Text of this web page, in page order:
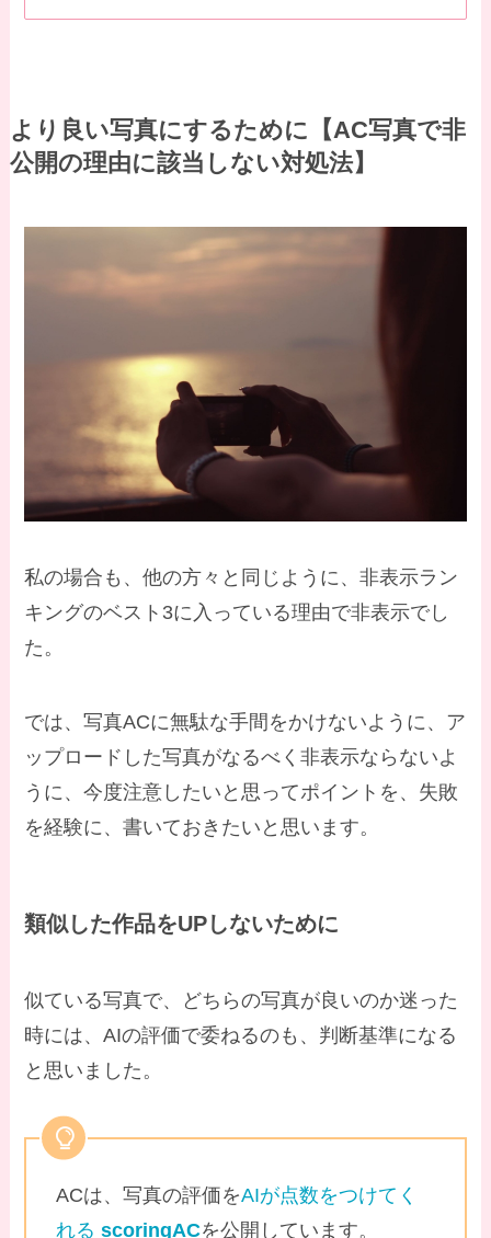
より良い写真にするために【AC写真で非
公開の理由に該当しない対処法】
私の場合も、他の方々と同じように、非表示ラン
キングのベスト3に入っている理由で非表示でし
た。
では、写真ACに無駄な手間をかけないように、ア
ップロードした写真がなるべく非表示ならないよ
うに、今度注意したいと思ってポイントを、失敗
を経験に、書いておきたいと思います。
類似した作品をUPしないために
似ている写真で、どちらの写真が良いのか迷った
時には、AIの評価で委ねるのも、判断基準になる
と思いました。
ACは、写真の評価をAIが点数をつけてく
れるscoringACを公開しています。